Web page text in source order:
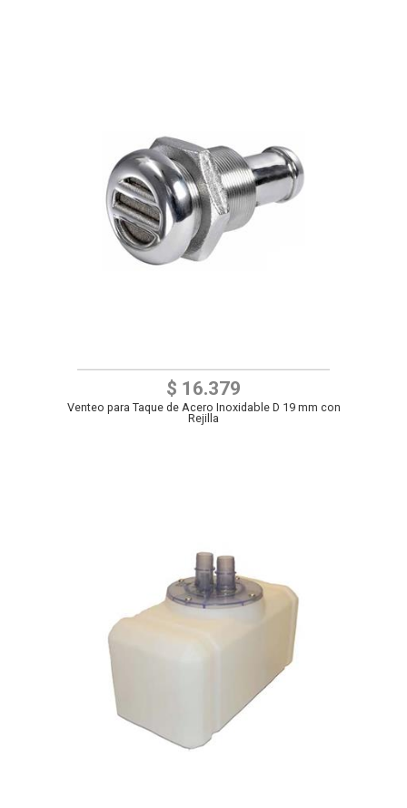
$ 16.379
Venteo para Taque de Acero Inoxidable D 19 mm con
Rejilla